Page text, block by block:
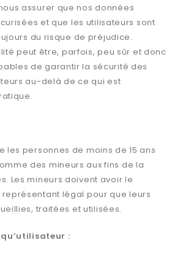
assurer que nos données
et que les utilisateurs sont
du risque de préjudice.
peut être, parfois, peu sûr et donc
de garantir la sécurité des
au-delà de ce qui est
les personnes de moins de 15 ans
des mineurs aux fins de la
Les mineurs doivent avoir le
représentant légal pour que leurs
traitées et utilisées.
: